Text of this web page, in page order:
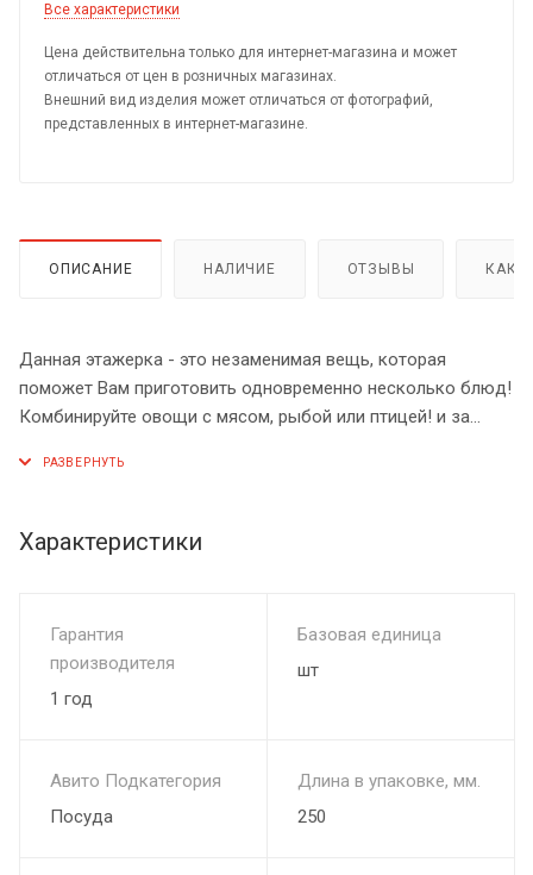
Все характеристики
Цена действительна только для интернет-магазина и может
отличаться от цен в розничных магазинах.
Внешний вид изделия может отличаться от фотографий,
представленных в интернет-магазине.
ОПИСАНИЕ НАЛИЧИЕ ОТЗЫВЫ КАК
Данная этажерка - это незаменимая вещь, которая
поможет Вам приготовить одновременно несколько блюд!
Комбинируйте овощи с мясом, рыбой или птицей! и за
запеченые блюда!
высота 31см
расстояние между ярусами 10,5см
Источник:https://knr24.ru/shop/tandyr-accessories/etajerka-
Характеристики
Гарантия
производителя
1 год
Базовая единица
шт
Авито Подкатегория
Посуда
Длина в упаковке, мм.
250